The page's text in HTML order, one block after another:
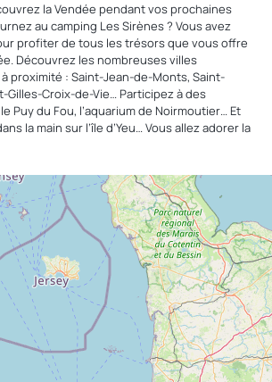
la Vendée pendant vos prochaines
au camping Les Sirènes ? Vous avez
profiter de tous les trésors que vous offre
Découvrez les nombreuses villes
proximité : Saint-Jean-de-Monts, Saint-
Gilles-Croix-de-Vie… Participez à des
Puy du Fou, l’aquarium de Noirmoutier… Et
la main sur l’île d’Yeu… Vous allez adorer la